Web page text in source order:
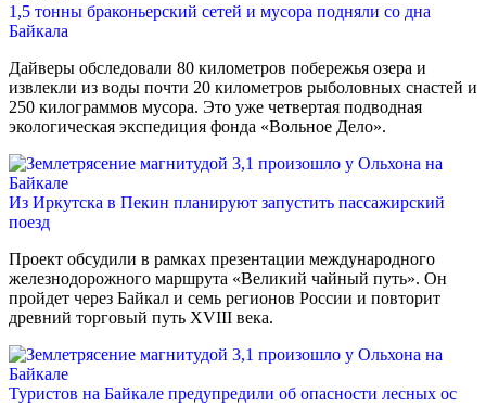
1,5 тонны браконьерский сетей и мусора подняли со дна
Байкала
Дайверы обследовали 80 километров побережья озера и
извлекли из воды почти 20 километров рыболовных снастей и
250 килограммов мусора. Это уже четвертая подводная
экологическая экспедиция фонда «Вольное Дело».
Из Иркутска в Пекин планируют запустить пассажирский
поезд
Проект обсудили в рамках презентации международного
железнодорожного маршрута «Великий чайный путь». Он
пройдет через Байкал и семь регионов России и повторит
древний торговый путь XVIII века.
Туристов на Байкале предупредили об опасности лесных ос